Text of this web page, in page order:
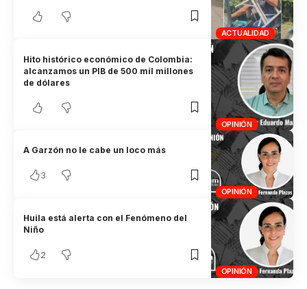
ACTUALIDAD
OPINIÓN
Hito histórico económico de Colombia:
alcanzamos un PIB de 500 mil millones
de dólares
OPINIÓN
A Garzón no le cabe un loco más
3
OPINIÓN
Huila está alerta con el Fenómeno del
Niño
2